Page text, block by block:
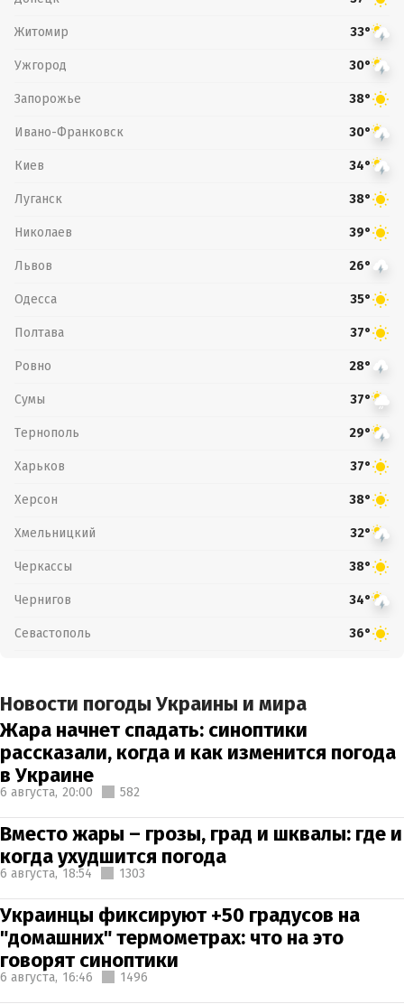
Житомир 33°
Ужгород 30°
Запорожье 38°
Ивано-Франковск 30°
Киев 34°
Луганск 38°
Николаев 39°
Львов 26°
Одесса 35°
Полтава 37°
Ровно 28°
Сумы 37°
Тернополь 29°
Харьков 37°
Херсон 38°
Хмельницкий 32°
Черкассы 38°
Чернигов 34°
Севастополь 36°
Новости погоды Украины и мира
Жара начнет спадать: синоптики
рассказали, когда и как изменится погода
в Украине
6 августа, 20:00 582
Вместо жары – грозы, град и шквалы: где и
когда ухудшится погода
6 августа, 18:54 1303
Украинцы фиксируют +50 градусов на
"домашних" термометрах: что на это
говорят синоптики
6 августа, 16:46 1496